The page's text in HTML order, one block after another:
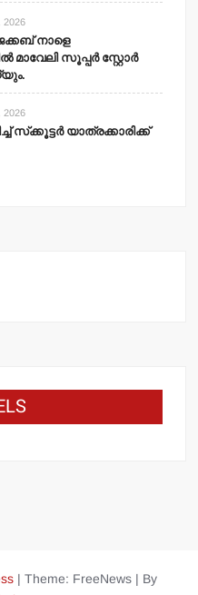
2026
നാളെ
മാവേലി സൂപ്പര്‍ സ്റ്റോര്‍
2026
സ്‌ക്കൂട്ടര്‍ യാത്രക്കാരിക്ക്
| Theme: FreeNews | By